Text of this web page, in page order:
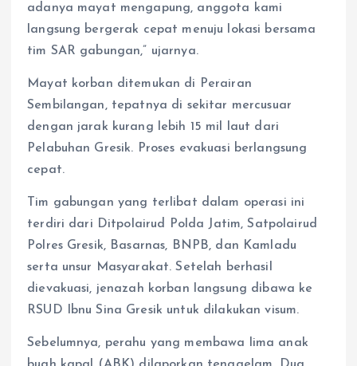
adanya mayat mengapung, anggota kami
langsung bergerak cepat menuju lokasi bersama
tim SAR gabungan,” ujarnya.
Mayat korban ditemukan di Perairan
Sembilangan, tepatnya di sekitar mercusuar
dengan jarak kurang lebih 15 mil laut dari
Pelabuhan Gresik. Proses evakuasi berlangsung
cepat.
Tim gabungan yang terlibat dalam operasi ini
terdiri dari Ditpolairud Polda Jatim, Satpolairud
Polres Gresik, Basarnas, BNPB, dan Kamladu
serta unsur Masyarakat. Setelah berhasil
dievakuasi, jenazah korban langsung dibawa ke
RSUD Ibnu Sina Gresik untuk dilakukan visum.
Sebelumnya, perahu yang membawa lima anak